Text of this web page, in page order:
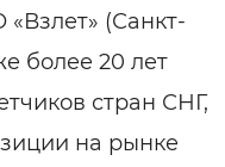
(Санкт-
более 20 лет
стран СНГ,
на рынке